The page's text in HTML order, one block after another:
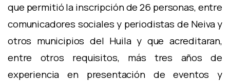
que permitió la inscripción de 26 personas, entre
comunicadores sociales y periodistas de Neiva y
otros municipios del Huila y que acreditaran,
entre otros requisitos, más tres años de
experiencia en presentación de eventos y